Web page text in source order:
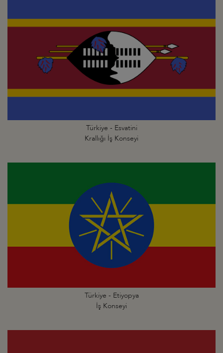
Türkiye - Esvatini
Krallığı İş Konseyi
Türkiye - Etiyopya
İş Konseyi